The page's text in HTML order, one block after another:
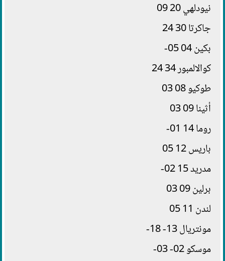
نيودلهي 20 09
جاكرتا 30 24
بكين 04 05-
كوالالمبور 34 24
طوكيو 08 03
أثينا 09 03
روما 14 01-
باريس 12 05
مدريد 15 02-
برلين 09 03
لندن 11 05
مونتريال 13- 18-
موسكو 02- 03-